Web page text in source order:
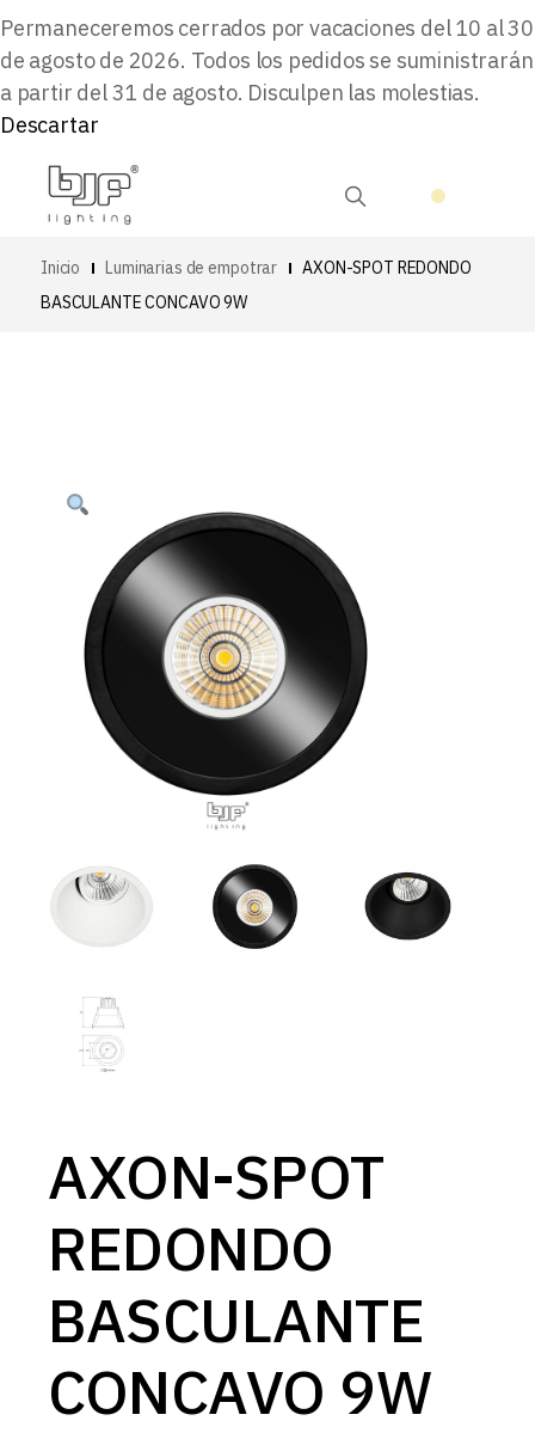
Permaneceremos cerrados por vacaciones del 10 al 30
de agosto de 2026. Todos los pedidos se suministrarán
a partir del 31 de agosto. Disculpen las molestias.
Descartar
Inicio Luminarias de empotrar
AXON-SPOT REDONDO
BASCULANTE CONCAVO 9W
AXON-SPOT
REDONDO
BASCULANTE
CONCAVO 9W